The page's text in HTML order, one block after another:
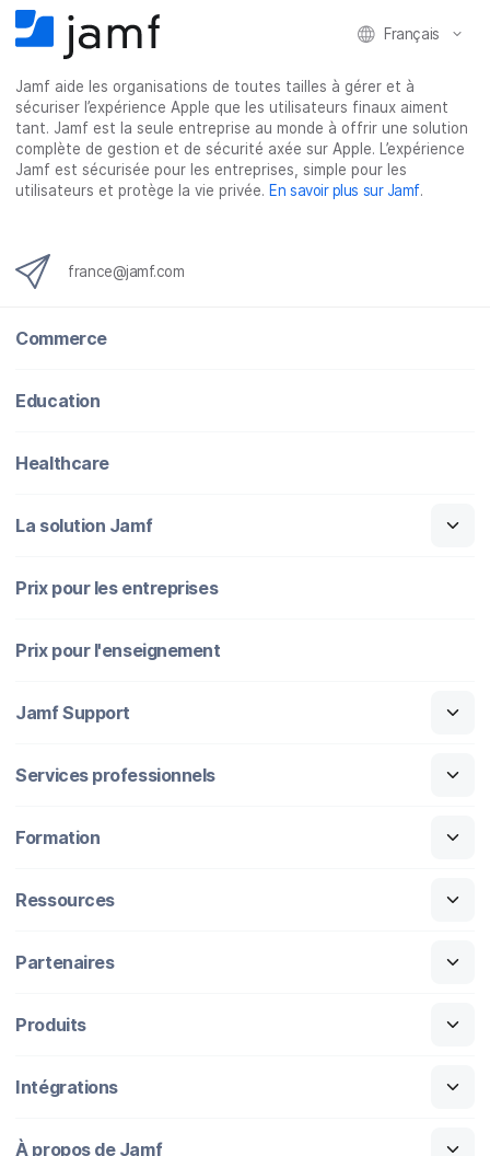
Français
Jamf aide les organisations de toutes tailles à gérer et à
sécuriser l’expérience Apple que les utilisateurs finaux aiment
tant. Jamf est la seule entreprise au monde à offrir une solution
complète de gestion et de sécurité axée sur Apple. L’expérience
Jamf est sécurisée pour les entreprises, simple pour les
utilisateurs et protège la vie privée. En savoir plus sur Jamf.
france@jamf.com
Commerce
Education
Healthcare
La solution Jamf
Prix pour les entreprises
Prix pour l'enseignement
Jamf Support
Services professionnels
Formation
Ressources
Partenaires
Produits
Intégrations
À propos de Jamf